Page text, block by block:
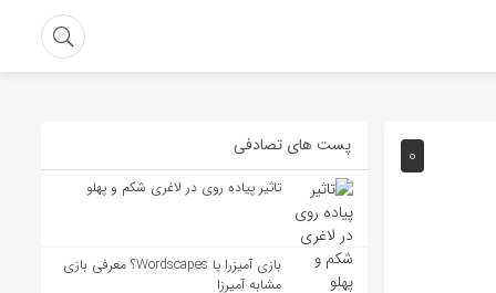
۰ پست های تصادفی
تاثیر پیاده روی در لاغری شکم و پهلو
بازی آمیزرا یا Wordscapes؟ معرفی بازی
مشابه آمیرزا